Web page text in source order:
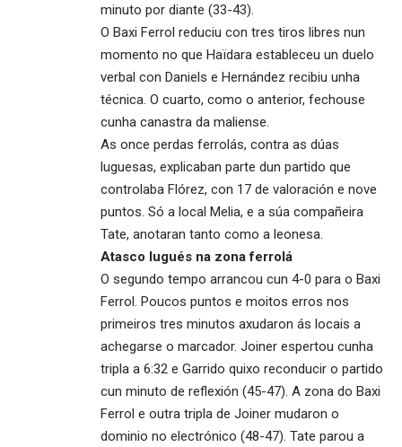
minuto por diante (33-43).
O Baxi Ferrol reduciu con tres tiros libres nun
momento no que Haïdara estableceu un duelo
verbal con Daniels e Hernández recibiu unha
técnica. O cuarto, como o anterior, fechouse
cunha canastra da maliense.
As once perdas ferrolás, contra as dúas
luguesas, explicaban parte dun partido que
controlaba Flórez, con 17 de valoración e nove
puntos. Só a local Melia, e a súa compañeira
Tate, anotaran tanto como a leonesa.
Atasco lugués na zona ferrolá
O segundo tempo arrancou cun 4-0 para o Baxi
Ferrol. Poucos puntos e moitos erros nos
primeiros tres minutos axudaron ás locais a
achegarse o marcador. Joiner espertou cunha
tripla a 6:32 e Garrido quixo reconducir o partido
cun minuto de reflexión (45-47). A zona do Baxi
Ferrol e outra tripla de Joiner mudaron o
dominio no electrónico (48-47). Tate parou a